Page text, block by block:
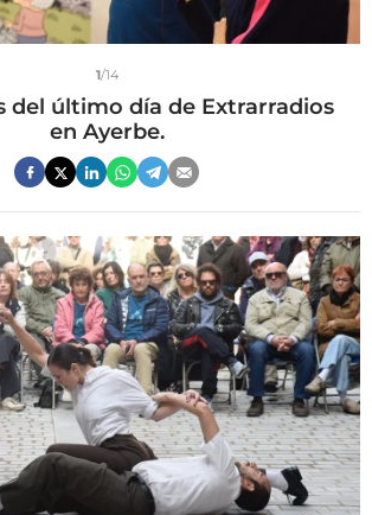
1/14
del último día de Extrarradios
en Ayerbe.